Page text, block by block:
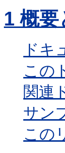
1 概要
ドキ
この
関連
サン
この